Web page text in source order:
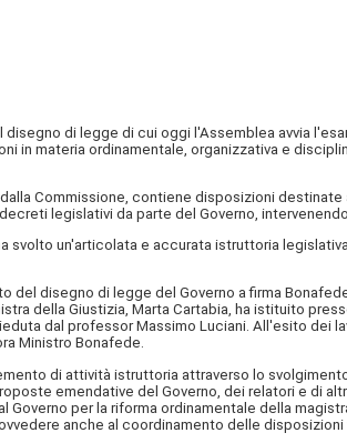
di legge di cui oggi l'Assemblea avvia
in materia ordinamentale, organizzativa e
Commissione, contiene disposizioni
legislativi da parte del Governo,
un'articolata e accurata istruttoria
disegno di legge del Governo a firma
della Giustizia, Marta Cartabia, ha istituito
dal professor Massimo Luciani. All'esito dei
Ministro Bonafede.
di attività istruttoria attraverso lo
emendative del Governo, dei relatori e di
per la riforma ordinamentale della
anche al coordinamento delle